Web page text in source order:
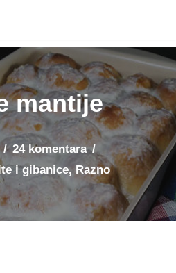
mantije
24 komentara
i gibanice, Razno